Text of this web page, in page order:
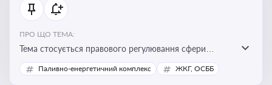
ПРО ЩО ТЕМА:
Тема стосується правового регулювання сфери
теплопостачання в Україні, що є важливою для
енергетичної безпеки, економіки підприємств та
Паливно-енергетичний комплекс ЖКГ, ОСББ